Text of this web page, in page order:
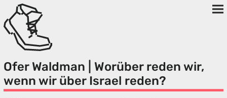
Ofer Waldman | Worüber reden wir,
wenn wir über Israel reden?